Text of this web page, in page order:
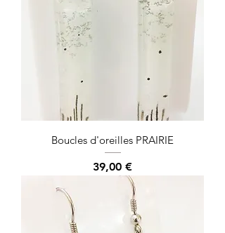
Boucles d'oreilles PRAIRIE
Prix
39,00 €